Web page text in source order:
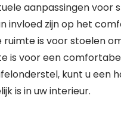
aanpassingen voor
invloed zijn op het
ruimte is voor stoelen
is voor een
kunt u een
is in uw interieur.